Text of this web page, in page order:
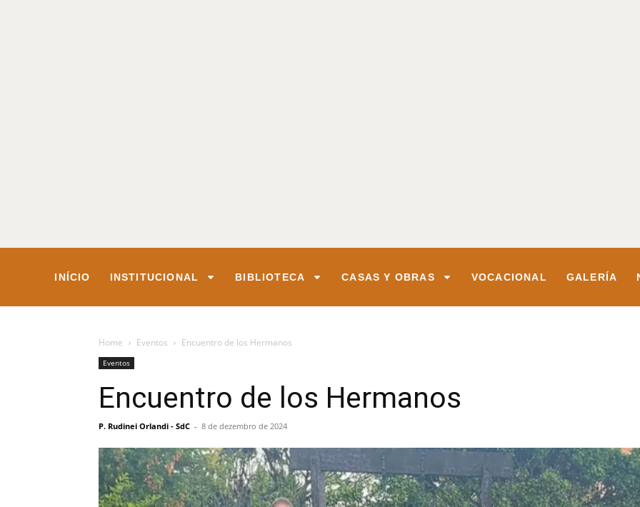
INÍCIO INSTITUCIONAL BIBLIOTECA CASAS Y OBRAS VOCACIONAL GALERÍA
Home Eventos Encuentro de los Hermanos
Eventos
Encuentro de los Hermanos
P. Rudinei Orlandi - SdC - 8 de dezembro de 2024